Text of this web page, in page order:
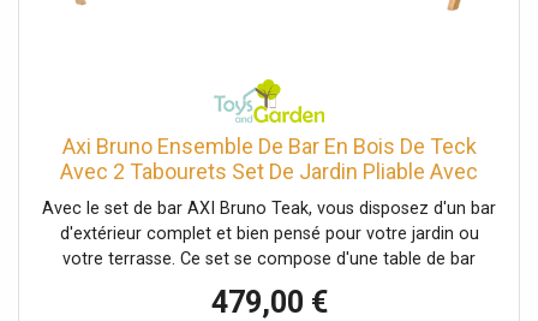
Axi Bruno Ensemble De Bar En Bois De Teck
Avec 2 Tabourets Set De Jardin Pliable Avec
Espace De Rangement Table De Bar Avec
Tabourets Ensemble De Meubles Pour
L'Extérieur
Avec le set de bar AXI Bruno Teak, vous disposez d'un bar
d'extérieur complet et bien pensé pour votre jardin ou
votre terrasse. Ce set se compose d'une table de bar
pour passer d'agréables moments autour d'un verre dans
479,00 €